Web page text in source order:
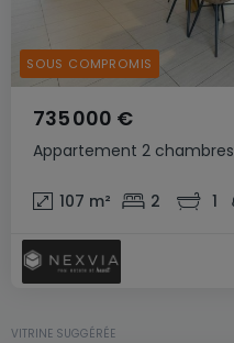
Appartement 2 chambres
735 000 €
107 m² 2 1
SOUS COMPROMIS
VITRINE SUGGÉRÉE